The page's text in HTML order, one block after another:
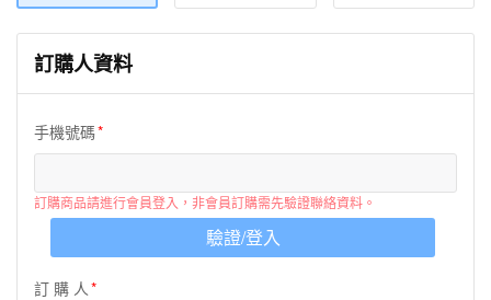
日本
歐美紐澳
台灣
夯講座
訂購人資料
手機號碼
訂購商品請進行會員登入，非會員訂購需先驗證聯絡資料。
驗證/登入
訂 購 人